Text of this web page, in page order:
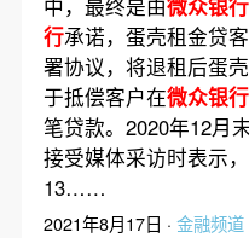
中，最终是由微众银行
行承诺，蛋壳租金贷
署协议，将退租后蛋
于抵偿客户在微众银行
笔贷款。2020年12月末
接受媒体采访时表示
13……
2021年8月17日 · 金融频道